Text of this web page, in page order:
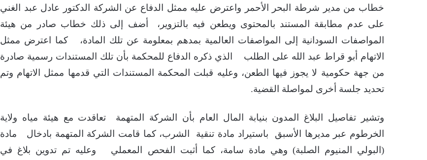
خطاب من مدير شرطة البحر الأحمر واعترض عليه ممثل الدفاع عن الشركة الدكتور عادل عبد الغني
على عدم مطابقة المستند بالمحتوى ويطعن فيه بالتزوير، أضف إلى ذلك خطاب صادر من هيئة
المواصفات السودانية إلى المواصفات العالمية بمدهم بمعلومة عن تلك المادة، كما اعترض ممثل
الاتهام أبو قراط عبد الله على الطلب الذي ذكره الدفاع للمحكمة بأن تلك المستندات رسمية صادرة
من جهة حكومية لا يجوز فيها الطعن، وعليه قبلت المحكمة المستندات التي قدمها ممثل الاتهام وتم
تحديد جلسة أخرى لمواصلة القضية.
وتشير تفاصيل البلاغ المدون بنيابة المال العام بأن الشركة المتهمة تعاقدت مع هيئة مياه ولاية
الخرطوم عبر مديرها الأسبق باستيراد مادة تنقية الشرب، كما قامت الشركة المتهمة بادخال مادة
(البولي المنيوم الصلبة) وهي مادة سامة، كما أثبت الفحص المعملي وعليه تم تدوين بلاغ في